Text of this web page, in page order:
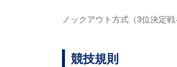
ノックアウト方式（3位決定戦
競技規則